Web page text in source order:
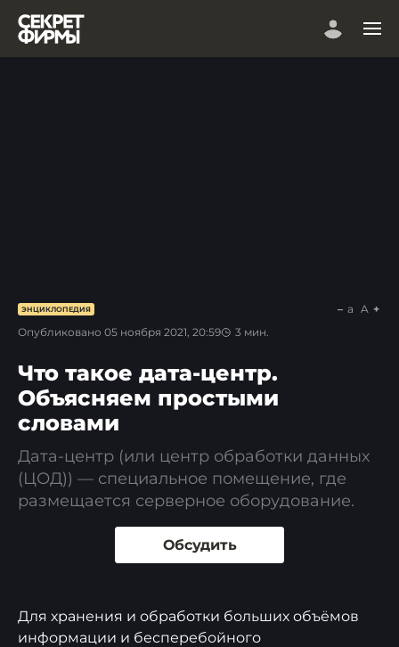
ЭНЦИКЛОПЕДИЯ
Опубликовано 05 ноября 2021, 20:59 3 мин.
a A
Что такое дата-центр.
Объясняем простыми
словами
Дата-центр (или центр обработки данных
(ЦОД)) — специальное помещение, где
размещается серверное оборудование.
Обсудить
Для хранения и обработки больших объёмов
информации и бесперебойного